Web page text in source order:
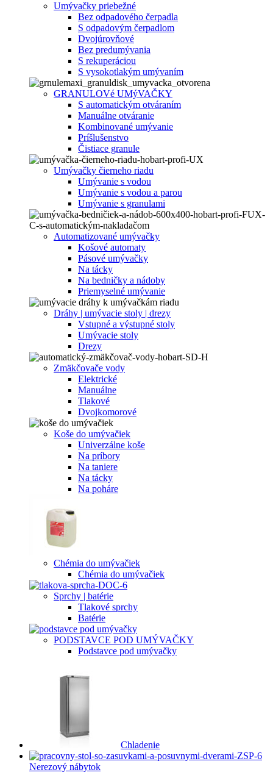
Umývačky priebežné
Bez odpadového čerpadla
S odpadovým čerpadlom
Dvojúrovňové
Bez predumývania
S rekuperáciou
S vysokotlakým umývaním
GRANULOVé UMýVAČKY
S automatickým otváraním
Manuálne otváranie
Kombinované umývanie
Príšlušenstvo
Čistiace granule
Umývačky čierneho riadu
Umývanie s vodou
Umývanie s vodou a parou
Umývanie s granulami
Automatizované umývačky
Košové automaty
Pásové umývačky
Na tácky
Na bedničky a nádoby
Priemyselné umývanie
Dráhy | umývacie stoly | drezy
Vstupné a výstupné stoly
Umývacie stoly
Drezy
Zmäkčovače vody
Elektrické
Manuálne
Tlakové
Dvojkomorové
Koše do umývačiek
Univerzálne koše
Na príbory
Na taniere
Na tácky
Na poháre
Chémia do umývačiek
Chémia do umývačiek
Sprchy | batérie
Tlakové sprchy
Batérie
PODSTAVCE POD UMÝVAČKY
Podstavce pod umývačky
Chladenie
Nerezový nábytok